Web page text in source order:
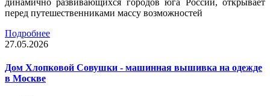
перед путешественниками массу возможностей
Подробнее
27.05.2026
Дом Хлопковой Совушки - машинная вышивка на одежде
в Москве